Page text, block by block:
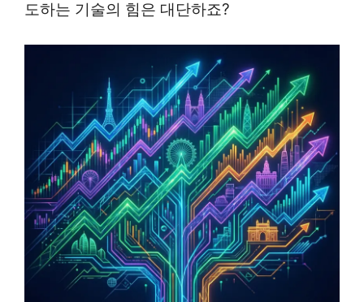
도하는 기술의 힘은 대단하죠?